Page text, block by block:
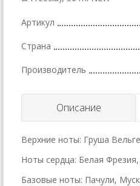
Артикул
Страна
Производитель
Описание
Верхние ноты: Груша
Ноты сердца: Белая
Базовые ноты: Пачули,